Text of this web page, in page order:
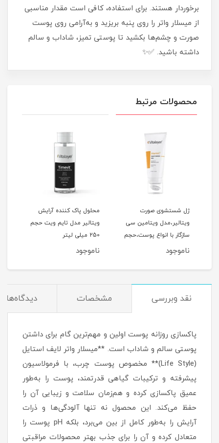
برخوردار هستند. برای استفاده، کافی است مقدار مناسبی
از میسلار واتر را روی پنبه بریزید و به‌آرامی روی پوست
صورت و چشم‌ها بکشید تا پوستی تمیز، شاداب و سالم
داشته باشید. ✅✨
محصولات مرتبط
ژل شستشوی صورت
ویتالیر،مدل ویتامین سی
سازگار با انواع پوست،حجم
200 میلی‌لیتر
ناموجود
محلول پاک کننده آرایش
ویتالیر مدل تایم ویت حجم
250 میلی لیتر
ناموجود
نقد وبررسی مشخصات دیدگاه‌ها
پاکسازی روزانه پوست اولین و مهم‌ترین گام برای داشتن
پوستی سالم و شاداب است. **میسلار واتر لایف استایل
(Life Style)** مخصوص پوست چرب، با فرمولاسیون
پیشرفته و ترکیبات گیاهی قدرتمند، پوست را به‌طور
عمیق پاکسازی کرده و هم‌زمان سلامت و زیبایی آن را
حفظ می‌کند. این محصول نه تنها آلودگی‌ها و ذرات
آرایش را به‌طور کامل از بین می‌برد، بلکه pH پوست را
متعادل کرده و آن را برای جذب بهتر محصولات مراقبتی